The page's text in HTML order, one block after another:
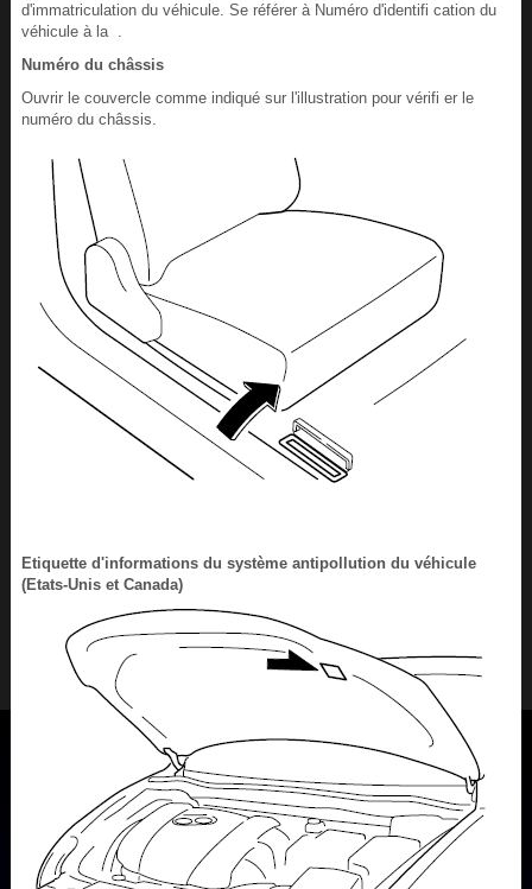
d'immatriculation du véhicule. Se référer à Numéro d'identifi cation du
véhicule à la .
Numéro du châssis
Ouvrir le couvercle comme indiqué sur l'illustration pour vérifi er le
numéro du châssis.
Etiquette d'informations du système antipollution du véhicule
(Etats-Unis et Canada)